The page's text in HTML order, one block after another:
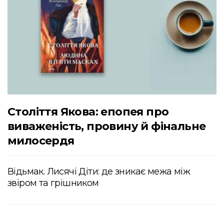
Століття Якова: епопея про
виваженість, провину й фінальне
милосердя
Відьмак. Лисячі Діти: де зникає межа між
звіром та грішником